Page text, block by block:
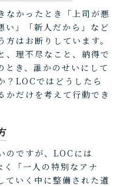
なかったとき「上司が悪
い」「新人だから」など
はお断りしています。
、理不尽なこと、納得で
とき、誰かのせいにして
？LOCではどうしたら
かだけを考えて行動でき
のですが、LOCには
く「一人の特別なアナ
ていく中に整備された道